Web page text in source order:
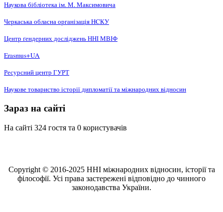
Наукова бібліотека ім. М. Максимовича
Черкаська обласна організація НCКУ
Центр ґендерних досліджень ННІ МВІФ
Erasmus+UA
Ресурсний центр ГУРТ
Наукове товариство історії дипломатії та міжнародних відносин
Зараз на сайті
На сайті 324 гостя та 0 користувачів
Copyright © 2016-2025 ННІ міжнародних відносин, історії та
філософії. Усі права застережені відповідно до чинного
законодавства України.